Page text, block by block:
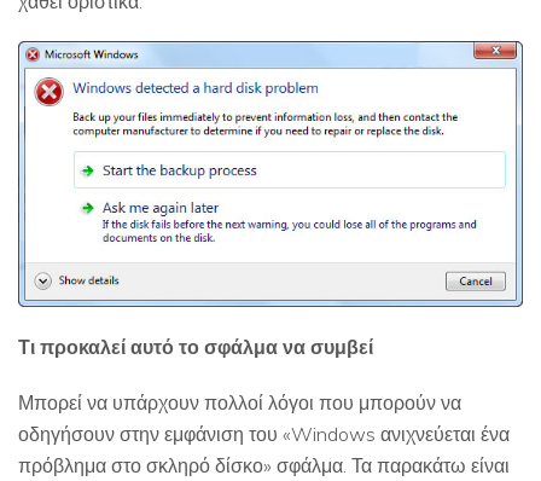
Τι προκαλεί αυτό το σφάλμα να συμβεί
Μπορεί να υπάρχουν πολλοί λόγοι που μπορούν να
οδηγήσουν στην εμφάνιση του «Windows ανιχνεύεται ένα
πρόβλημα στο σκληρό δίσκο» σφάλμα. Τα παρακάτω είναι